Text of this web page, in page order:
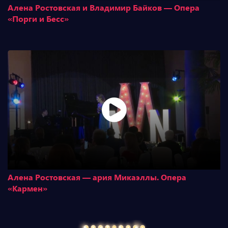
Алена Ростовская и Владимир Байков — Опера
«Порги и Бесс»
Алена Ростовская — ария Микаэллы. Опера
«Кармен»